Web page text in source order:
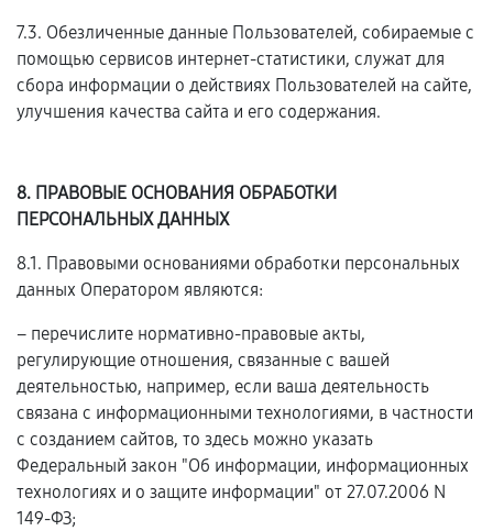
7.3. Обезличенные данные Пользователей, собираемые с
помощью сервисов интернет-статистики, служат для
сбора информации о действиях Пользователей на сайте,
улучшения качества сайта и его содержания.
8. ПРАВОВЫЕ ОСНОВАНИЯ ОБРАБОТКИ
ПЕРСОНАЛЬНЫХ ДАННЫХ
8.1. Правовыми основаниями обработки персональных
данных Оператором являются:
– перечислите нормативно-правовые акты,
регулирующие отношения, связанные с вашей
деятельностью, например, если ваша деятельность
связана с информационными технологиями, в частности
с созданием сайтов, то здесь можно указать
Федеральный закон "Об информации, информационных
технологиях и о защите информации" от 27.07.2006 N
149-ФЗ;